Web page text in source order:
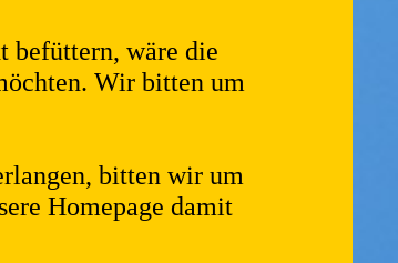
befüttern, wäre die
Wir bitten um
bitten wir um
Homepage damit